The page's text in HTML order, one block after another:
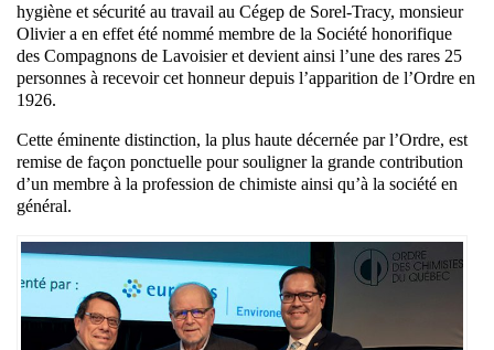
hygiène et sécurité au travail au Cégep de Sorel-Tracy, monsieur
Olivier a en effet été nommé membre de la Société honorifique
des Compagnons de Lavoisier et devient ainsi l’une des rares 25
personnes à recevoir cet honneur depuis l’apparition de l’Ordre en
1926.
Cette éminente distinction, la plus haute décernée par l’Ordre, est
remise de façon ponctuelle pour souligner la grande contribution
d’un membre à la profession de chimiste ainsi qu’à la société en
général.